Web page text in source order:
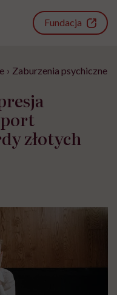
Fundacja
› Zaburzenia psychiczne
złotych